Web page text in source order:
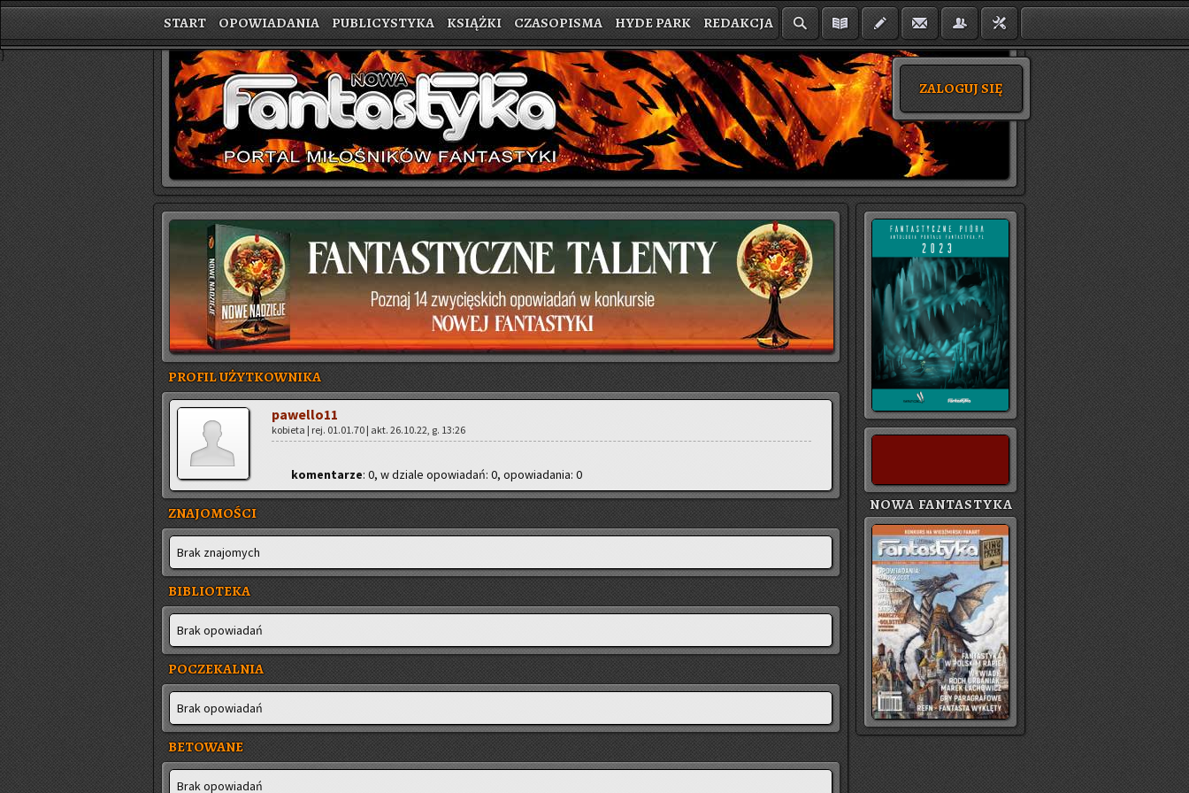
START OPOWIADANIA PUBLICYSTYKA KSIĄŻKI CZASOPISMA HYDE PARK REDAKCJA
ZALOGUJ SIĘ
}
PROFIL UŻYTKOWNIKA
pa­wel­lo­11
ko­bie­ta | rej. 01.01.70 | akt. 26.10.22, g. 13:26
ko­men­ta­rze: 0, w dzia­le opo­wia­dań: 0, opo­wia­da­nia: 0
ZNAJOMOŚCI
Brak zna­jo­mych
BIBLIOTEKA
Brak opo­wia­dań
POCZEKALNIA
Brak opo­wia­dań
BETOWANE
Brak opo­wia­dań
NOWA FANTASTYKA